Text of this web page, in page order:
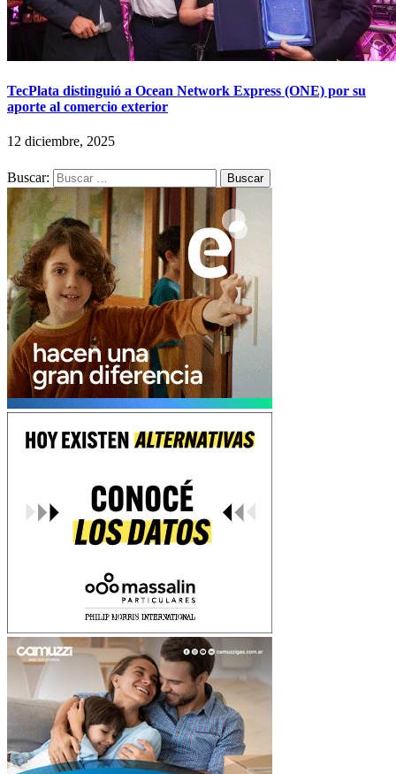
TecPlata distinguió a Ocean Network Express (ONE) por su
aporte al comercio exterior
12 diciembre, 2025
Buscar: